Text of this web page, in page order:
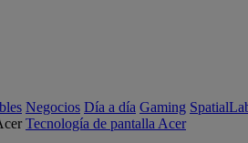
Negocios Día a día Gaming
Tecnología de pantalla Acer